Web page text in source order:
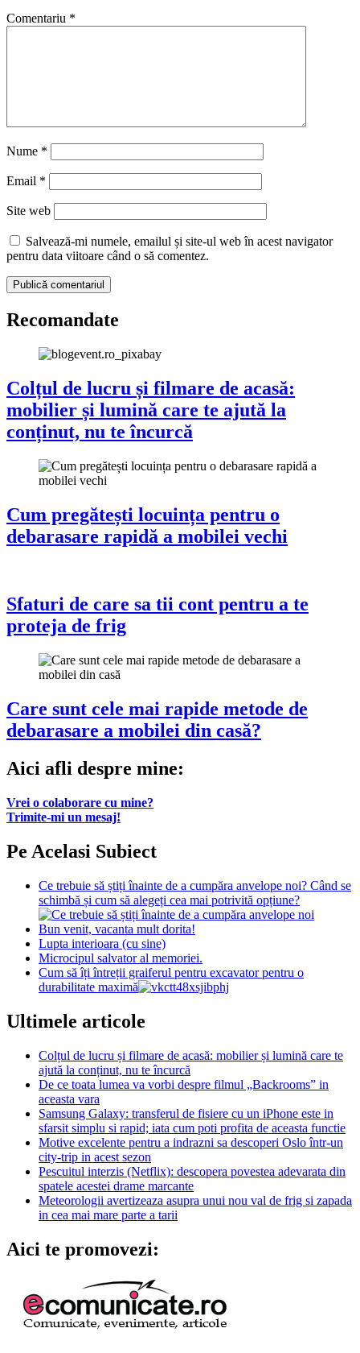
Comentariu *
Nume *
Email *
Site web
Salvează-mi numele, emailul și site-ul web în acest navigator
pentru data viitoare când o să comentez.
Recomandate
Colțul de lucru și filmare de acasă:
mobilier și lumină care te ajută la
conținut, nu te încurcă
Cum pregătești locuința pentru o
debarasare rapidă a mobilei vechi
Sfaturi de care sa tii cont pentru a te
proteja de frig
Care sunt cele mai rapide metode de
debarasare a mobilei din casă?
Aici afli despre mine:
Vrei o colaborare cu mine?
Trimite-mi un mesaj!
Pe Acelasi Subiect
Ce trebuie să știți înainte de a cumpăra anvelope noi? Când se
schimbă și cum să alegeți cea mai potrivită opțiune?
Bun venit, vacanta mult dorita!
Lupta interioara (cu sine)
Microcipul salvator al memoriei.
Cum să îți întreții graiferul pentru excavator pentru o
durabilitate maximă
Ultimele articole
Colțul de lucru și filmare de acasă: mobilier și lumină care te
ajută la conținut, nu te încurcă
De ce toata lumea va vorbi despre filmul „Backrooms” in
aceasta vara
Samsung Galaxy: transferul de fisiere cu un iPhone este in
sfarsit simplu si rapid; iata cum poti profita de aceasta functie
Motive excelente pentru a indrazni sa descoperi Oslo într-un
city-trip in acest sezon
Pescuitul interzis (Netflix): descopera povestea adevarata din
spatele acestei drame marcante
Meteorologii avertizeaza asupra unui nou val de frig si zapada
in cea mai mare parte a tarii
Aici te promovezi: